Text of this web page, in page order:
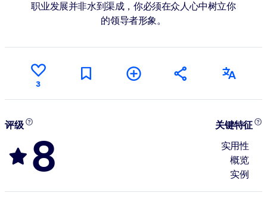
职业发展并非水到渠成，你必须在众人心中树立你
的领导者形象。
3
评级
8
关键特征
实用性
概览
实例